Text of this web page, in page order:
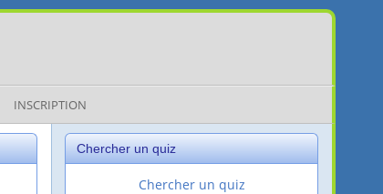
INSCRIPTION
Chercher un quiz
Chercher un quiz